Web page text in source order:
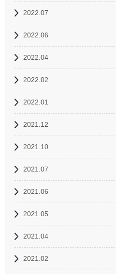
2022.07
2022.06
2022.04
2022.02
2022.01
2021.12
2021.10
2021.07
2021.06
2021.05
2021.04
2021.02